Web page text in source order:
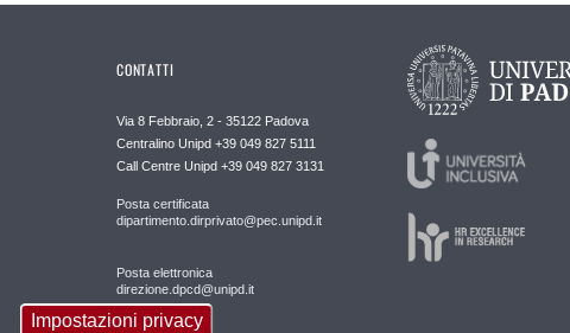
CONTATTI
Via 8 Febbraio, 2 - 35122 Padova
Centralino Unipd +39 049 827 5111
Call Centre Unipd +39 049 827 3131
Posta certificata
dipartimento.dirprivato@pec.unipd.it
Posta elettronica
direzione.dpcd@unipd.it
Impostazioni privacy